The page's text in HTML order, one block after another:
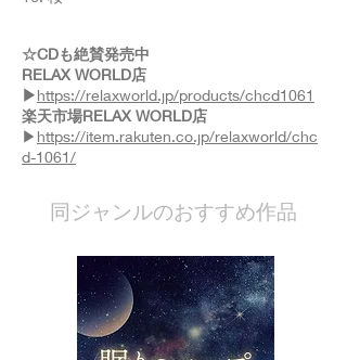
☆CDも絶賛発売中
RELAX WORLD店
▶https://relaxworld.jp/products/chcd1061
楽天市場RELAX WORLD店
▶ https://item.rakuten.co.jp/relaxworld/chc
d-1061/
​同ジャンルのおすすめ作品